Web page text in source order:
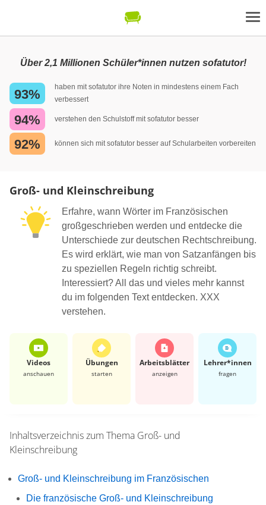
Über 2,1 Millionen Schüler*innen nutzen sofatutor!
93%
haben mit sofatutor ihre Noten in mindestens einem Fach
verbessert
94% verstehen den Schulstoff mit sofatutor besser
92% können sich mit sofatutor besser auf Schularbeiten vorbereiten
Groß- und Kleinschreibung
Erfahre, wann Wörter im Französischen
großgeschrieben werden und entdecke die
Unterschiede zur deutschen Rechtschreibung.
Es wird erklärt, wie man von Satzanfängen bis
zu speziellen Regeln richtig schreibt.
Interessiert? All das und vieles mehr kannst
du im folgenden Text entdecken. XXX
verstehen.
Videos
anschauen
Übungen
starten
Arbeits­blätter
anzeigen
Lehrer*​innen
fragen
Inhaltsverzeichnis zum Thema Groß- und
Kleinschreibung
Groß- und Kleinschreibung im Französischen
Die französische Groß- und Kleinschreibung